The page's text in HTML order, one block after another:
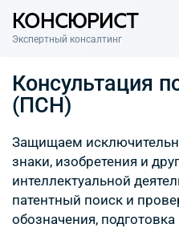
КОНСЮРИСТ
Экспертный консалтинг
Консультация
(ПСН)
Защищаем
знаки, изобретения и
интеллектуальной
патентный поиск и
обозначения,